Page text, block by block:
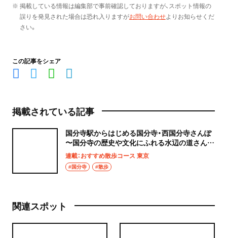
※ 掲載している情報は編集部で事前確認しておりますが、スポット情報の
誤りを発見された場合は恐れ入りますがお問い合わせよりお知らせくだ
さい。
この記事をシェア
掲載されている記事
国分寺駅からはじめる国分寺・西国分寺さんぽ
〜国分寺の歴史や文化にふれる水辺の道さんぽ
コース〜
連載：おすすめ散歩コース 東京
#国分寺 #散歩
関連スポット